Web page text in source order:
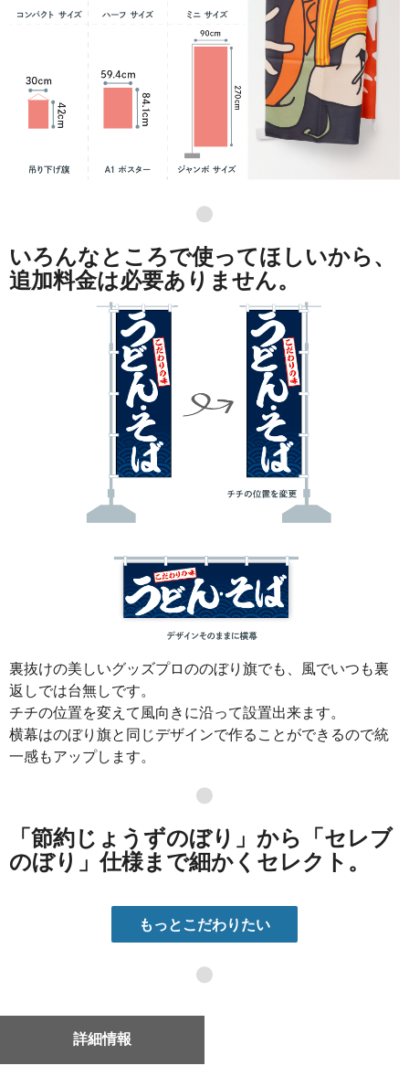
●
いろんなところで使ってほしいから、
追加料金は必要ありません。
裏抜けの美しいグッズプロののぼり旗でも、風でいつも裏
返しでは台無しです。
チチの位置を変えて風向きに沿って設置出来ます。
横幕はのぼり旗と同じデザインで作ることができるので統
一感もアップします。
●
「節約じょうずのぼり」から「セレブ
のぼり」仕様まで細かくセレクト。
もっとこだわりたい
●
詳細情報